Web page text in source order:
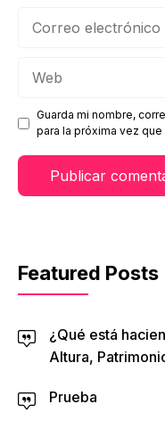
Guarda mi nombre,
para la próxima vez
Featured Posts
¿Qué está
Altura,
Prueba